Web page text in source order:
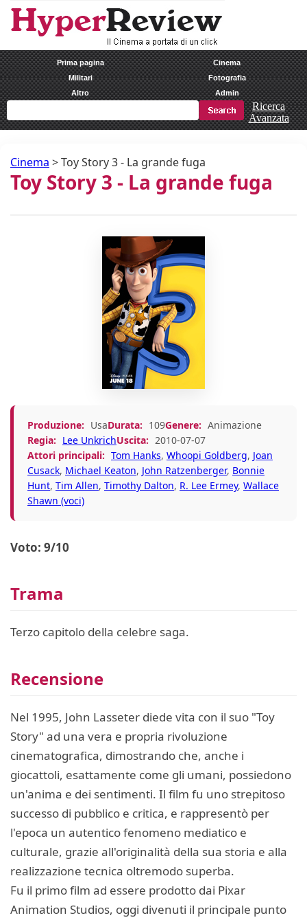
Prima pagina
Cinema
Militari
Fotografia
Altro
Admin
Ricerca
Avanzata
Cinema >Toy Story 3 - La grande fuga
Toy Story 3 - La grande fuga
Produzione: UsaDurata: 109Genere: Animazione
Regia: Lee UnkrichUscita: 2010-07-07
Attori principali: Tom Hanks, Whoopi Goldberg, Joan
Cusack, Michael Keaton, John Ratzenberger, Bonnie
Hunt, Tim Allen, Timothy Dalton, R. Lee Ermey, Wallace
Shawn (voci)
Voto: 9/10
Trama
Terzo capitolo della celebre saga.
Recensione
Nel 1995, John Lasseter diede vita con il suo "Toy
Story" ad una vera e propria rivoluzione
cinematografica, dimostrando che, anche i
giocattoli, esattamente come gli umani, possiedono
un'anima e dei sentimenti. Il film fu uno strepitoso
successo di pubblico e critica, e rappresentò per
l'epoca un autentico fenomeno mediatico e
culturale, grazie all'originalità della sua storia e alla
realizzazione tecnica oltremodo superba.
Fu il primo film ad essere prodotto dai Pixar
Animation Studios, oggi divenuti il principale punto